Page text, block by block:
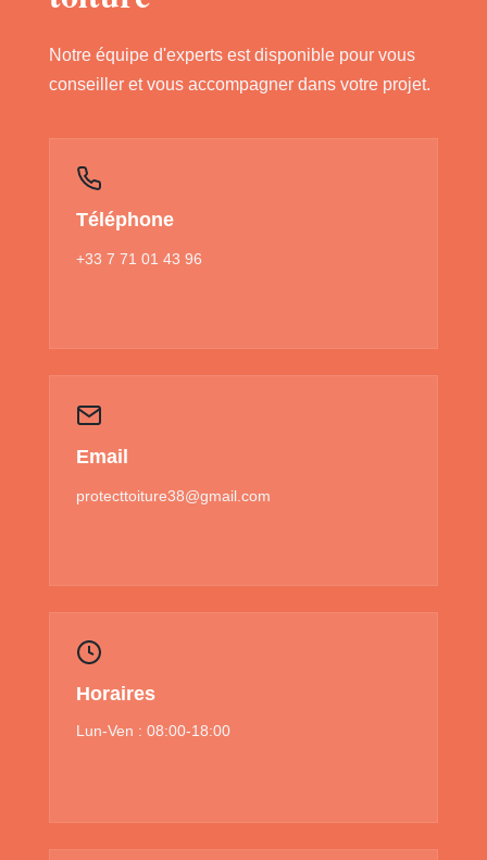
Notre équipe d'experts est disponible pour vous
conseiller et vous accompagner dans votre projet.
Téléphone
+33 7 71 01 43 96
Email
protecttoiture38@gmail.com
Horaires
Lun-Ven : 08:00-18:00